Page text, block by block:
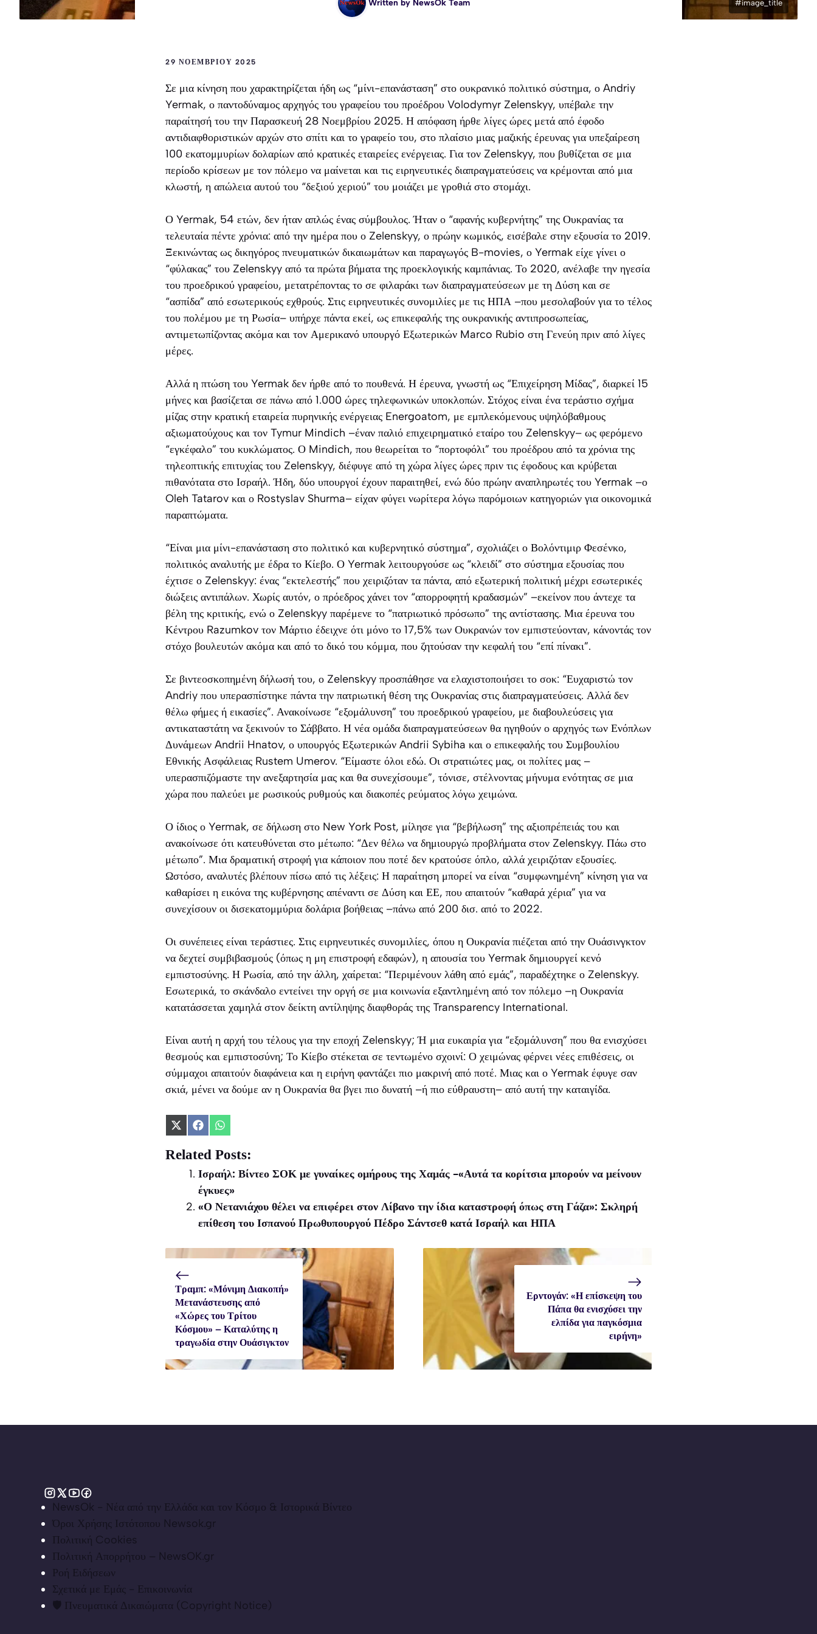
#image_title
Written by NewsOk Team
29 ΝΟΕΜΒΡΊΟΥ 2025
Σε μια κίνηση που χαρακτηρίζεται ήδη ως “μίνι-επανάσταση” στο ουκρανικό πολιτικό σύστημα, ο Andriy
Yermak, ο παντοδύναμος αρχηγός του γραφείου του προέδρου Volodymyr Zelenskyy, υπέβαλε την
παραίτησή του την Παρασκευή 28 Νοεμβρίου 2025. Η απόφαση ήρθε λίγες ώρες μετά από έφοδο
αντιδιαφθοριστικών αρχών στο σπίτι και το γραφείο του, στο πλαίσιο μιας μαζικής έρευνας για υπεξαίρεση
100 εκατομμυρίων δολαρίων από κρατικές εταιρείες ενέργειας. Για τον Zelenskyy, που βυθίζεται σε μια
περίοδο κρίσεων με τον πόλεμο να μαίνεται και τις ειρηνευτικές διαπραγματεύσεις να κρέμονται από μια
κλωστή, η απώλεια αυτού του “δεξιού χεριού” του μοιάζει με γροθιά στο στομάχι.
Ο Yermak, 54 ετών, δεν ήταν απλώς ένας σύμβουλος. Ήταν ο “αφανής κυβερνήτης” της Ουκρανίας τα
τελευταία πέντε χρόνια: από την ημέρα που ο Zelenskyy, ο πρώην κωμικός, εισέβαλε στην εξουσία το 2019.
Ξεκινώντας ως δικηγόρος πνευματικών δικαιωμάτων και παραγωγός B-movies, ο Yermak είχε γίνει ο
“φύλακας” του Zelenskyy από τα πρώτα βήματα της προεκλογικής καμπάνιας. Το 2020, ανέλαβε την ηγεσία
του προεδρικού γραφείου, μετατρέποντας το σε φιλαράκι των διαπραγματεύσεων με τη Δύση και σε
“ασπίδα” από εσωτερικούς εχθρούς. Στις ειρηνευτικές συνομιλίες με τις ΗΠΑ –που μεσολαβούν για το τέλος
του πολέμου με τη Ρωσία– υπήρχε πάντα εκεί, ως επικεφαλής της ουκρανικής αντιπροσωπείας,
αντιμετωπίζοντας ακόμα και τον Αμερικανό υπουργό Εξωτερικών Marco Rubio στη Γενεύη πριν από λίγες
μέρες.
Αλλά η πτώση του Yermak δεν ήρθε από το πουθενά. Η έρευνα, γνωστή ως “Επιχείρηση Μίδας”, διαρκεί 15
μήνες και βασίζεται σε πάνω από 1.000 ώρες τηλεφωνικών υποκλοπών. Στόχος είναι ένα τεράστιο σχήμα
μίζας στην κρατική εταιρεία πυρηνικής ενέργειας Energoatom, με εμπλεκόμενους υψηλόβαθμους
αξιωματούχους και τον Tymur Mindich –έναν παλιό επιχειρηματικό εταίρο του Zelenskyy– ως φερόμενο
“εγκέφαλο” του κυκλώματος. Ο Mindich, που θεωρείται το “πορτοφόλι” του προέδρου από τα χρόνια της
τηλεοπτικής επιτυχίας του Zelenskyy, διέφυγε από τη χώρα λίγες ώρες πριν τις έφοδους και κρύβεται
πιθανότατα στο Ισραήλ. Ήδη, δύο υπουργοί έχουν παραιτηθεί, ενώ δύο πρώην αναπληρωτές του Yermak –ο
Oleh Tatarov και ο Rostyslav Shurma– είχαν φύγει νωρίτερα λόγω παρόμοιων κατηγοριών για οικονομικά
παραπτώματα.
“Είναι μια μίνι-επανάσταση στο πολιτικό και κυβερνητικό σύστημα”, σχολιάζει ο Βολόντιμιρ Φεσένκο,
πολιτικός αναλυτής με έδρα το Κίεβο. Ο Yermak λειτουργούσε ως “κλειδί” στο σύστημα εξουσίας που
έχτισε ο Zelenskyy: ένας “εκτελεστής” που χειριζόταν τα πάντα, από εξωτερική πολιτική μέχρι εσωτερικές
διώξεις αντιπάλων. Χωρίς αυτόν, ο πρόεδρος χάνει τον “απορροφητή κραδασμών” –εκείνον που άντεχε τα
βέλη της κριτικής, ενώ ο Zelenskyy παρέμενε το “πατριωτικό πρόσωπο” της αντίστασης. Μια έρευνα του
Κέντρου Razumkov τον Μάρτιο έδειχνε ότι μόνο το 17,5% των Ουκρανών τον εμπιστεύονταν, κάνοντάς τον
στόχο βουλευτών ακόμα και από το δικό του κόμμα, που ζητούσαν την κεφαλή του “επί πίνακι”.
Σε βιντεοσκοπημένη δήλωσή του, ο Zelenskyy προσπάθησε να ελαχιστοποιήσει το σοκ: “Ευχαριστώ τον
Andriy που υπερασπίστηκε πάντα την πατριωτική θέση της Ουκρανίας στις διαπραγματεύσεις. Αλλά δεν
θέλω φήμες ή εικασίες”. Ανακοίνωσε “εξομάλυνση” του προεδρικού γραφείου, με διαβουλεύσεις για
αντικαταστάτη να ξεκινούν το Σάββατο. Η νέα ομάδα διαπραγματεύσεων θα ηγηθούν ο αρχηγός των Ενόπλων
Δυνάμεων Andrii Hnatov, ο υπουργός Εξωτερικών Andrii Sybiha και ο επικεφαλής του Συμβουλίου
Εθνικής Ασφάλειας Rustem Umerov. “Είμαστε όλοι εδώ. Οι στρατιώτες μας, οι πολίτες μας –
υπερασπιζόμαστε την ανεξαρτησία μας και θα συνεχίσουμε”, τόνισε, στέλνοντας μήνυμα ενότητας σε μια
χώρα που παλεύει με ρωσικούς ρυθμούς και διακοπές ρεύματος λόγω χειμώνα.
Ο ίδιος ο Yermak, σε δήλωση στο New York Post, μίλησε για “βεβήλωση” της αξιοπρέπειάς του και
ανακοίνωσε ότι κατευθύνεται στο μέτωπο: “Δεν θέλω να δημιουργώ προβλήματα στον Zelenskyy. Πάω στο
μέτωπο”. Μια δραματική στροφή για κάποιον που ποτέ δεν κρατούσε όπλο, αλλά χειριζόταν εξουσίες.
Ωστόσο, αναλυτές βλέπουν πίσω από τις λέξεις: Η παραίτηση μπορεί να είναι “συμφωνημένη” κίνηση για να
καθαρίσει η εικόνα της κυβέρνησης απέναντι σε Δύση και ΕΕ, που απαιτούν “καθαρά χέρια” για να
συνεχίσουν οι δισεκατομμύρια δολάρια βοήθειας –πάνω από 200 δισ. από το 2022.
Οι συνέπειες είναι τεράστιες. Στις ειρηνευτικές συνομιλίες, όπου η Ουκρανία πιέζεται από την Ουάσινγκτον
να δεχτεί συμβιβασμούς (όπως η μη επιστροφή εδαφών), η απουσία του Yermak δημιουργεί κενό
εμπιστοσύνης. Η Ρωσία, από την άλλη, χαίρεται: “Περιμένουν λάθη από εμάς”, παραδέχτηκε ο Zelenskyy.
Εσωτερικά, το σκάνδαλο εντείνει την οργή σε μια κοινωνία εξαντλημένη από τον πόλεμο –η Ουκρανία
κατατάσσεται χαμηλά στον δείκτη αντίληψης διαφθοράς της Transparency International.
Είναι αυτή η αρχή του τέλους για την εποχή Zelenskyy; Ή μια ευκαιρία για “εξομάλυνση” που θα ενισχύσει
θεσμούς και εμπιστοσύνη; Το Κίεβο στέκεται σε τεντωμένο σχοινί: Ο χειμώνας φέρνει νέες επιθέσεις, οι
σύμμαχοι απαιτούν διαφάνεια και η ειρήνη φαντάζει πιο μακρινή από ποτέ. Μιας και ο Yermak έφυγε σαν
σκιά, μένει να δούμε αν η Ουκρανία θα βγει πιο δυνατή –ή πιο εύθραυστη– από αυτή την καταιγίδα.
Share
X
(Twitter)
Share
Facebook
Share
WhatsApp
Related Posts:
Ισραήλ: Βίντεο ΣΟΚ με γυναίκες ομήρους της Χαμάς -«Αυτά τα κορίτσια μπορούν να μείνουν
έγκυες»
«Ο Νετανιάχου θέλει να επιφέρει στον Λίβανο την ίδια καταστροφή όπως στη Γάζα»: Σκληρή
επίθεση του Ισπανού Πρωθυπουργού Πέδρο Σάντσεθ κατά Ισραήλ και ΗΠΑ
Τραμπ: «Μόνιμη Διακοπή»
Μετανάστευσης από
«Χώρες του Τρίτου
Κόσμου» – Καταλύτης η
τραγωδία στην Ουάσιγκτον
Ερντογάν: «Η επίσκεψη του
Πάπα θα ενισχύσει την
ελπίδα για παγκόσμια
ειρήνη»
NewsOk - Νέα από την Ελλάδα και τον Κόσμο & Ιστορικά Βίντεο
Όροι Χρήσης Ιστότοπου Newsok.gr
Πολιτική Cookies
Πολιτική Απορρήτου – NewsOK.gr
Ροή Ειδήσεων
Σχετικά με Εμάς - Επικοινωνία
🛡️ Πνευματικά Δικαιώματα (Copyright Notice)